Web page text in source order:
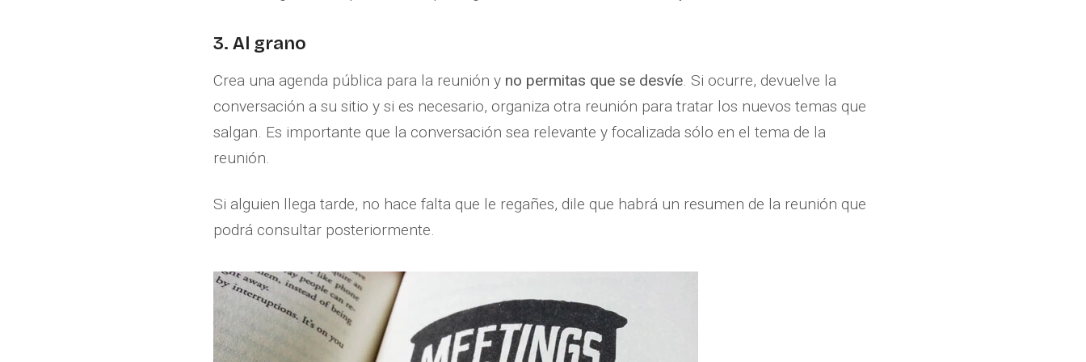
3. Al grano
Crea una agenda pública para la reunión y no permitas que se desvíe. Si ocurre, devuelve la
conversación a su sitio y si es necesario, organiza otra reunión para tratar los nuevos temas que
salgan. Es importante que la conversación sea relevante y focalizada sólo en el tema de la
reunión.
Si alguien llega tarde, no hace falta que le regañes, dile que habrá un resumen de la reunión que
podrá consultar posteriormente.